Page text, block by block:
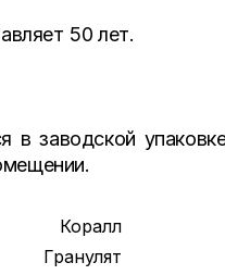
50 лет.
заводской
Коралл
Гранулят